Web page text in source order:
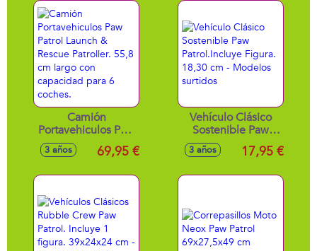
Camión
Portavehiculos Paw
Patrol Launch &
Rescue Patroller.
3 años 69,95 €
Vehículo Clásico
Sostenible Paw
Patrol.Incluye
Figura. 18,30 cm -
3 años 17,95 €